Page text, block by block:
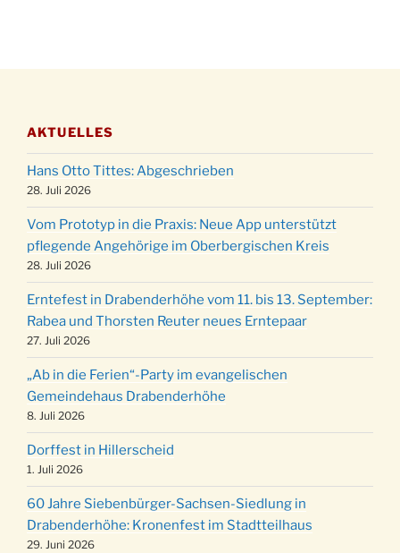
Stadtteilhaus um 19:00 Uhr
11.12.
Puer-Natus weihnachtliches Brauchtum am
Robert-Gassner-Hof um 17:00 Uhr
19.12.
Kinderbibeltag im Ev. Gemeindehaus von 10-
12 Uhr
20.12.
Weihnachts-Konzert des Honterus Chors in
der Kirche um 17:00 Uhr
24.12.
Familiengottesdienst mit Krippenspiel im Ev.
Gemeindehaus um 15:00 Uhr
24.12. Familiengottesdienst in der FeG um 16 Uhr
24.12.
Weihnachtsgottesdienst in der Kirche um
15:00 Uhr
24.12.
Weihnachtsgottesdienst in der Kirche um
18:00 Uhr
24.12.
Christmette mit der ev. Jugend in der Kirche
um 23:00 Uhr
31.12.
Gottesdienst zu Silvester in der Kirche um
18:00 Uhr
AKTUELLES
Hans Otto Tittes: Abgeschrieben
28. Juli 2026
Vom Prototyp in die Praxis: Neue App unterstützt
pflegende Angehörige im Oberbergischen Kreis
28. Juli 2026
Erntefest in Drabenderhöhe vom 11. bis 13. September:
Rabea und Thorsten Reuter neues Erntepaar
27. Juli 2026
„Ab in die Ferien“-Party im evangelischen
Gemeindehaus Drabenderhöhe
8. Juli 2026
Dorffest in Hillerscheid
1. Juli 2026
60 Jahre Siebenbürger-Sachsen-Siedlung in
Drabenderhöhe: Kronenfest im Stadtteilhaus
29. Juni 2026